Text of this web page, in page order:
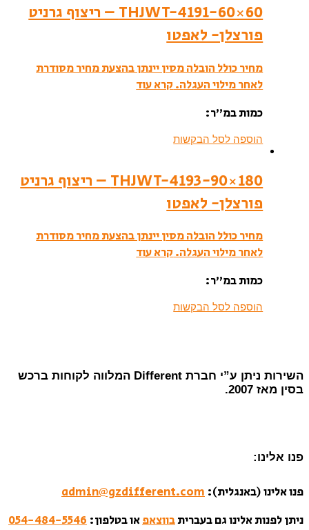
THJWT-4191-60×60 – ריצוף גרניט
פורצלן- לאפטו
מחיר כולל הובלה מסין יינתן בהצעת מחיר מסודרת
לאחר מילוי העגלה.קרא עוד
כמות במ”ר:
הוספה לסל הבקשות
THJWT-4193-90×180 – ריצוף גרניט
פורצלן- לאפטו
מחיר כולל הובלה מסין יינתן בהצעת מחיר מסודרת
לאחר מילוי העגלה.קרא עוד
כמות במ”ר:
הוספה לסל הבקשות
השירות ניתן ע”י חברת Different המלווה לקוחות ברכש
בסין מאז 2007.
פנו אלינו:
פנו אלינו (באנגלית): admin@gzdifferent.com
ניתן לפנות אלינו גם בעבריתבווצאפאו בטלפון: 054-484-5546